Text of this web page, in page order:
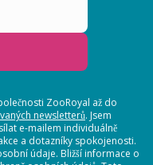
ZooRoyal až do
newsletterů. Jsem
e-mailem individuálně
a dotazníky spokojenosti.
údaje. Bližší informace o